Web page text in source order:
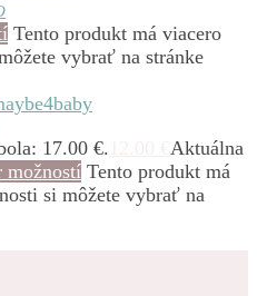
Tento produkt má viacero
vybrať na stránke
17.00 €.
Aktuálna
možností Tento produkt má
si môžete vybrať na